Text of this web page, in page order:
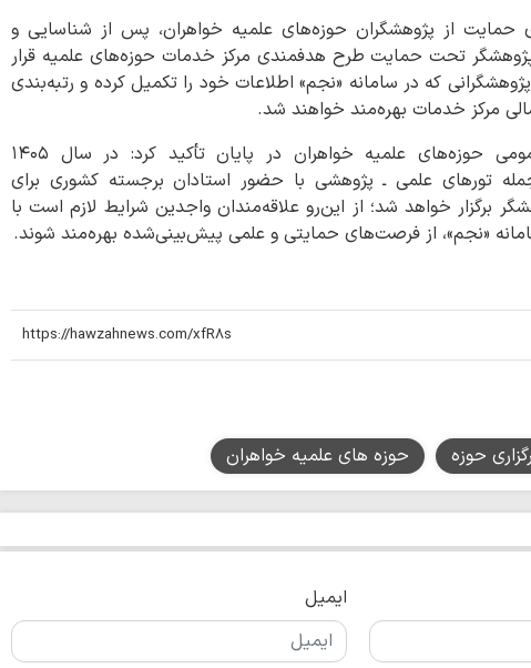
حمایت از پژوهشگران حوزه‌های علمیه خواهران، پس از شناسایی و
پژوهشگر تحت حمایت طرح هدفمندی مرکز خدمات حوزه‌های علمیه قرار
که در سامانه «نجم» اطلاعات خود را تکمیل کرده و رتبه‌بندی
مرکز خدمات بهره‌مند خواهند شد.
مدیرکل پژوهش‌های عمومی حوزه‌های علمیه خواهران در پایان تأکید کرد: در سال ۱۴۰۵
تورهای علمی ـ پژوهشی با حضور استادان برجسته کشوری برای
برگزار خواهد شد؛ از این‌رو علاقه‌مندان واجدین شرایط لازم است با
«نجم»، از فرصت‌های حمایتی و علمی پیش‌بینی‌شده بهره‌مند شوند.
حوزه حوزه های علمیه خواهران
ایمیل